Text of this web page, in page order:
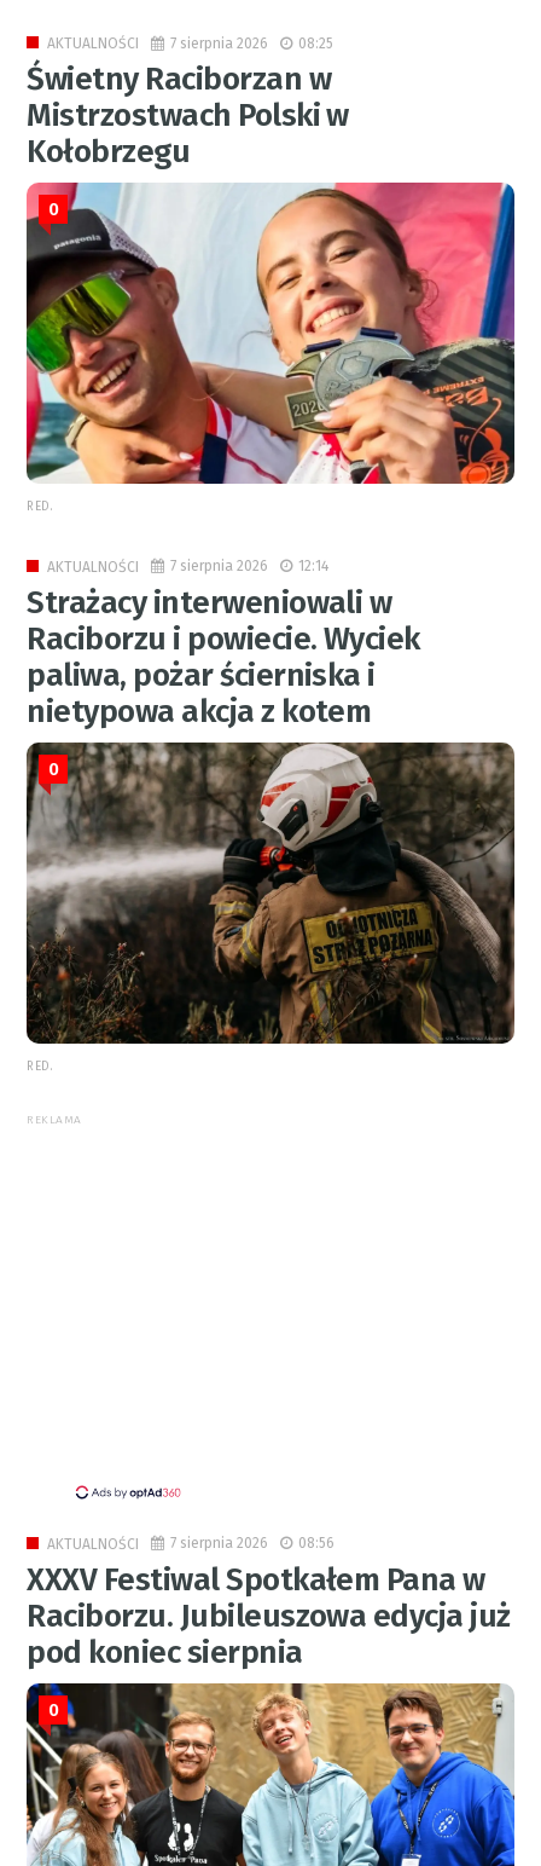
AKTUALNOŚCI 7 sierpnia 2026 08:25
Świetny Raciborzan w
Mistrzostwach Polski w
Kołobrzegu
0
RED.
AKTUALNOŚCI 7 sierpnia 2026 12:14
Strażacy interweniowali w
Raciborzu i powiecie. Wyciek
paliwa, pożar ścierniska i
nietypowa akcja z kotem
0
RED.
REKLAMA
AKTUALNOŚCI 7 sierpnia 2026 08:56
XXXV Festiwal Spotkałem Pana w
Raciborzu. Jubileuszowa edycja już
pod koniec sierpnia
0